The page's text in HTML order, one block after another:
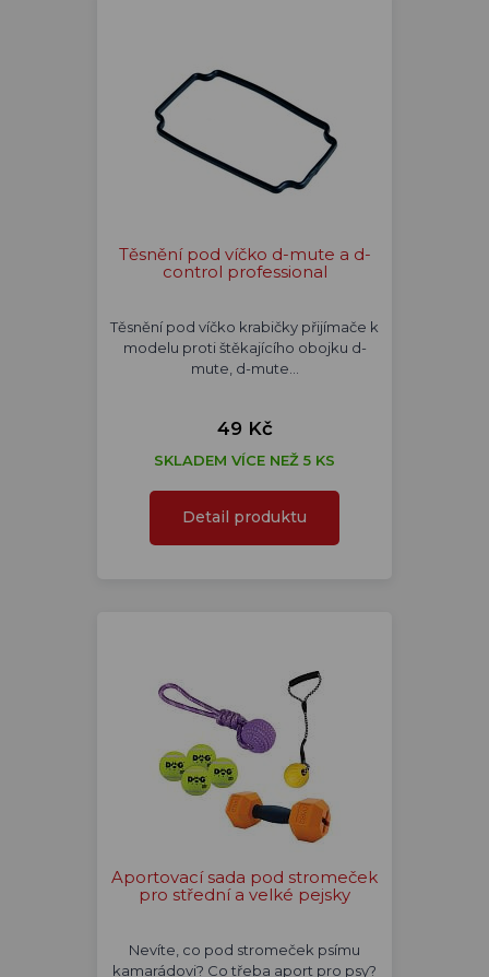
Těsnění pod víčko d-mute a d-
control professional
Těsnění pod víčko krabičky přijímače k
modelu proti štěkajícího obojku d-
mute, d-mute…
49 Kč
SKLADEM VÍCE NEŽ 5 KS
Detail produktu
Aportovací sada pod stromeček
pro střední a velké pejsky
Nevíte, co pod stromeček psímu
kamarádovi? Co třeba aport pro psy?